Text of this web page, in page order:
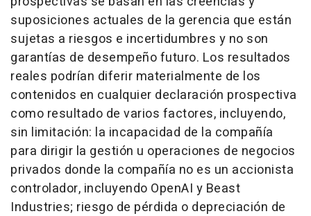
suposiciones actuales de la gerencia que están
sujetas a riesgos e incertidumbres y no son
garantías de desempeño futuro. Los resultados
reales podrían diferir materialmente de los
contenidos en cualquier declaración prospectiva
como resultado de varios factores, incluyendo,
sin limitación: la incapacidad de la compañía
para dirigir la gestión u operaciones de negocios
privados donde la compañía no es un accionista
controlador, incluyendo OpenAI y Beast
Industries; riesgo de pérdida o depreciación de